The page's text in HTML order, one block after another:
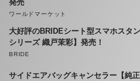
発売
ワールドマーケット
大好評のBRIDEシート型スマホスタ
シリーズ 織戸茉彩】発売！
BRIDE
サイドエアバッグキャンセラー【純